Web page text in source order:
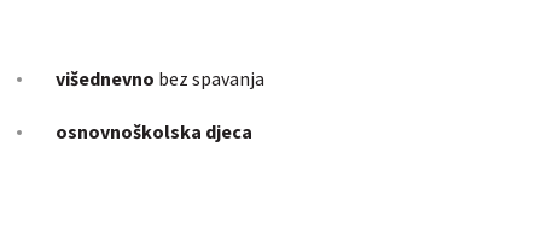
višednevno bez spavanja
osnovnoškolska djeca